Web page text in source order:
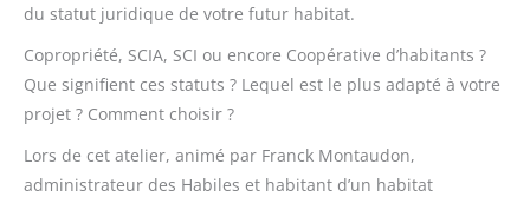
du statut juridique de votre futur habitat.
Copropriété, SCIA, SCI ou encore Coopérative d’habitants ?
Que signifient ces statuts ? Lequel est le plus adapté à votre
projet ? Comment choisir ?
Lors de cet atelier, animé par Franck Montaudon,
administrateur des Habiles et habitant d’un habitat